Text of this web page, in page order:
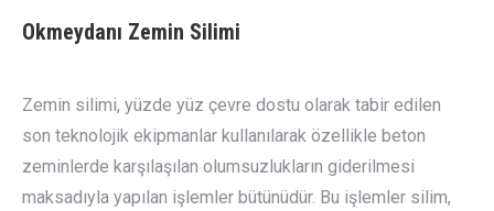
Okmeydanı Zemin Silimi
Zemin silimi, yüzde yüz çevre dostu olarak tabir edilen
son teknolojik ekipmanlar kullanılarak özellikle beton
zeminlerde karşılaşılan olumsuzlukların giderilmesi
maksadıyla yapılan işlemler bütünüdür. Bu işlemler silim,